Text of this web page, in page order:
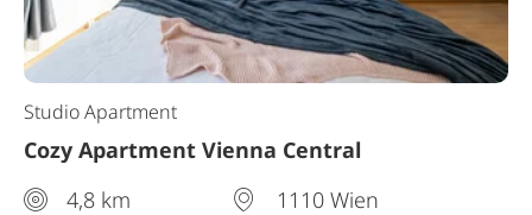
Studio Apartment
Cozy Apartment Vienna Central
4,8 km
1110 Wien